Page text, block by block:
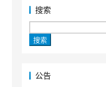
搜索
搜索
公告